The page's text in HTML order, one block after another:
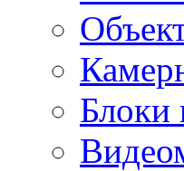
Блоки